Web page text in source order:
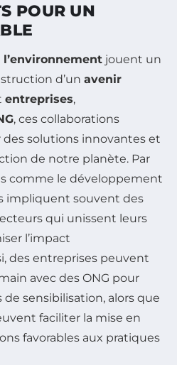
POUR UN
jouent un
d’un avenir
entreprises,
, ces collaborations
solutions innovantes et
de notre planète. Par
comme le développement
impliquent souvent des
qui unissent leurs
l’impact
des entreprises peuvent
avec des ONG pour
sensibilisation, alors que
faciliter la mise en
favorables aux pratiques